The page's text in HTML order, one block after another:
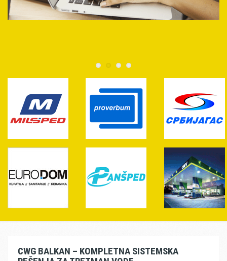
CWG BALKAN – KOMPLETNA SISTEMSKA